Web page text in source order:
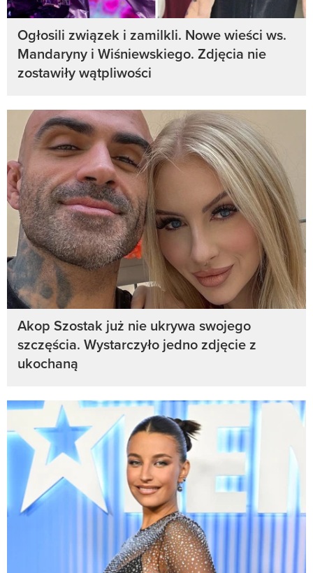
Ogłosili związek i zamilkli. Nowe wieści ws.
Mandaryny i Wiśniewskiego. Zdjęcia nie
zostawiły wątpliwości
Akop Szostak już nie ukrywa swojego
szczęścia. Wystarczyło jedno zdjęcie z
ukochaną